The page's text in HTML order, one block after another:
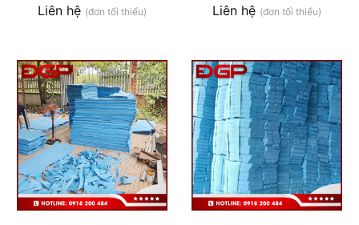
Liên hệ (đơn tối thiểu) Liên hệ (đơn tối thiểu)